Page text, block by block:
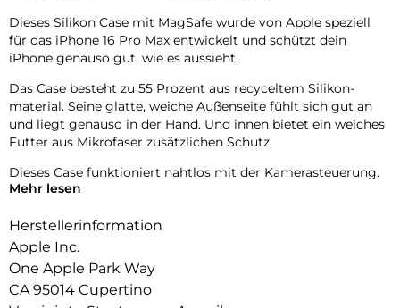
Dieses Silikon Case mit MagSafe wurde von Apple speziell
für das iPhone 16 Pro Max entwickelt und schützt dein
iPhone genauso gut, wie es aussieht.
Das Case besteht zu 55 Prozent aus recyceltem Silikon­
material. Seine glatte, weiche Außenseite fühlt sich gut an
und liegt genauso in der Hand. Und innen bietet ein weiches
Futter aus Mikrofaser zusätzlichen Schutz.
Dieses Case funktioniert nahtlos mit der Kamera­steuerung.
Es hat eine Saphir­kappe mit einer leitenden Schicht, die die
steuerung erkennen kann.
Mit integrierten Magneten, die sich perfekt am iPhone 16 Pro
Max ausrichten, hält das Case ganz einfach und sorgt für
schnelleres kabelloses Laden. Lass dein iPhone beim Laden
Mehr lesen
Herstellerinformation
Apple Inc.
One Apple Park Way
CA 95014 Cupertino